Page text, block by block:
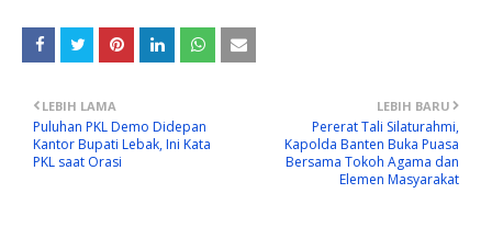
LEBIH BARU
Pererat Tali Silaturahmi,
Kapolda Banten Buka Puasa
Bersama Tokoh Agama dan
Elemen Masyarakat
LEBIH LAMA
Puluhan PKL Demo Didepan
Kantor Bupati Lebak, Ini Kata
PKL saat Orasi